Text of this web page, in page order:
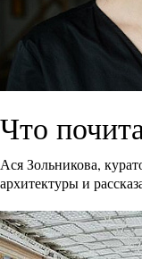
Что
Ася Зольникова,
архитектуры и